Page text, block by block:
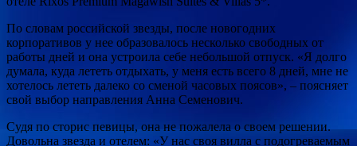
По словам российской звезды, после новогодних
корпоративов у нее образовалось несколько свободных от
работы дней и она устроила себе небольшой отпуск. «Я долго
думала, куда лететь отдыхать, у меня есть всего 8 дней, мне не
хотелось лететь далеко со сменой часовых поясов», – поясняет
свой выбор направления Анна Семенович.
Судя по сторис певицы, она не пожалела о своем решении.
Довольна звезда и отелем: «У нас своя вилла с подогреваемым